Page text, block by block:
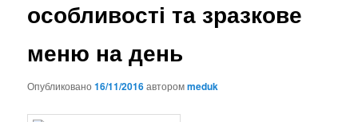
особливості та зразкове
меню на день
Опубликовано16/11/2016авторомmeduk